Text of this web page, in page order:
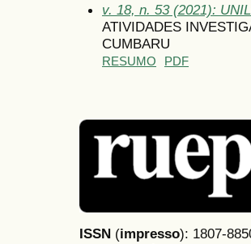
v. 18, n. 53 (2021):
ATIVIDADES
CUMBARU
RESUMO PDF
ISSN (impresso): 1807-